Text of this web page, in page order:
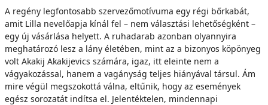
A regény legfontosabb szervezőmotívuma egy régi bőrkabát,
amit Lilla nevelőapja kínál fel – nem választási lehetőségként –
egy új vásárlása helyett. A ruhadarab azonban olyannyira
meghatározó lesz a lány életében, mint az a bizonyos köpönyeg
volt Akakij Akakijevics számára, igaz, itt eleinte nem a
vágyakozással, hanem a vagányság teljes hiányával társul. Ám
mire végül megszokottá válna, eltűnik, hogy az események
egész sorozatát indítsa el. Jelentéktelen, mindennapi